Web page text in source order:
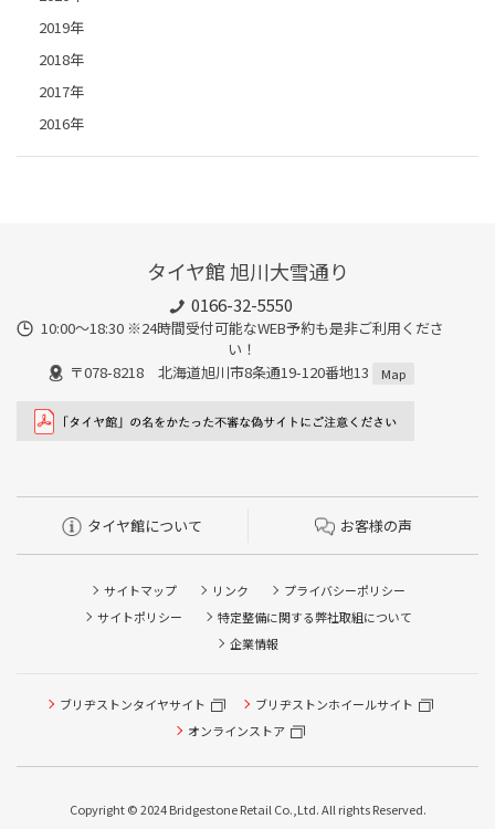
2019年
2018年
2017年
2016年
タイヤ館 旭川大雪通り
0166-32-5550
10:00～18:30 ※24時間受付可能なWEB予約も是非ご利用くださ
い！
〒078-8218 北海道旭川市8条通19-120番地13
Map
タイヤ館について お客様の声
サイトマップ リンク
プライバシーポリシー
サイトポリシー
特定整備に関する弊社取組について
企業情報
ブリヂストンタイヤサイト
ブリヂストンホイールサイト
オンラインストア
Copyright © 2024 Bridgestone Retail Co.,Ltd. All rights Reserved.
タイヤ点検・安全点検/タイヤ履き替え/オイル交換/その他
ピット作業の予約
本日のタイヤ履き替え順番待ち予約 ※クローク契約会員の